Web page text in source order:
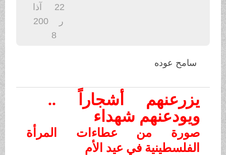
200
سامح عوده
يزرعنهم أشجاراً ..
ويودعنهم شهداء
صورة من عطاءات المرأة
الفلسطينية في عيد الأم